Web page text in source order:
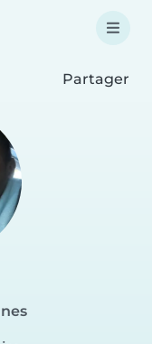
Partager